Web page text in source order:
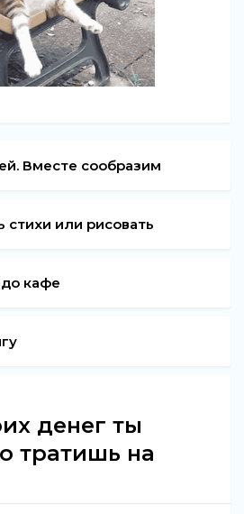
Вместе сообразим
стихи или рисовать
кафе
денег ты
тратишь на